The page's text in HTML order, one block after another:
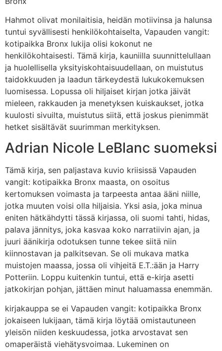
Hahmot olivat monilaitisia, heidän motiivinsa ja halunsa
tuntui syvällisesti henkilökohtaiselta, Vapauden vangit:
kotipaikka Bronx lukija olisi kokonut ne
henkilökohtaisesti. Tämä kirja, kauniilla suunnittelullaan
ja huolellisella yksityiskohtaisuudellaan, on muistutus
taidokkuuden ja laadun tärkeydestä lukukokemuksen
luomisessa. Lopussa oli hiljaiset kirjan jotka jäivät
mieleen, rakkauden ja menetyksen kuiskaukset, jotka
kuulosti sivuilta, muistutus siitä, että joskus pienimmät
hetket sisältävät suurimman merkityksen.
Adrian Nicole LeBlanc suomeksi
Tämä kirja, sen paljastava kuvio kriisissä Vapauden
vangit: kotipaikka Bronx maasta, on osoitus
kertomuksen voimasta ja tarpeesta antaa ääni niille,
jotka muuten voisi olla hiljaisia. Yksi asia, joka minua
eniten hätkähdytti tässä kirjassa, oli suomi tahti, hidas,
palava jännitys, joka kasvaa koko narratiivin ajan, ja
juuri äänikirja odotuksen tunne tekee siitä niin
kiinnostavan ja palkitsevan. Se oli mukava matka
muistojen maassa, jossa oli vihjeitä E.T.:ään ja Harry
Potteriin. Loppu kuitenkin tuntui, että e-kirja asetti
jatkokirjan pohjan, jättäen minut haluamassa enemmän.
kirjakauppa se ei Vapauden vangit: kotipaikka Bronx
jokaiseen lukijaan, tämä kirja löytää omistautuneen
yleisön niiden keskuudessa, jotka arvostavat sen
omaperäistä viehätysvoimaa. Lukeminen on